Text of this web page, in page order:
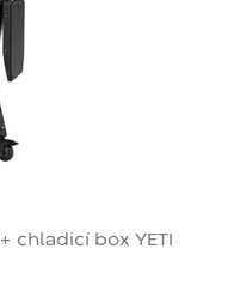
+ chladicí box YETI